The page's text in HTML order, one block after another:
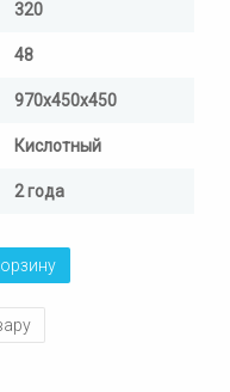
320
48
970х450х450
Кислотный
2 года